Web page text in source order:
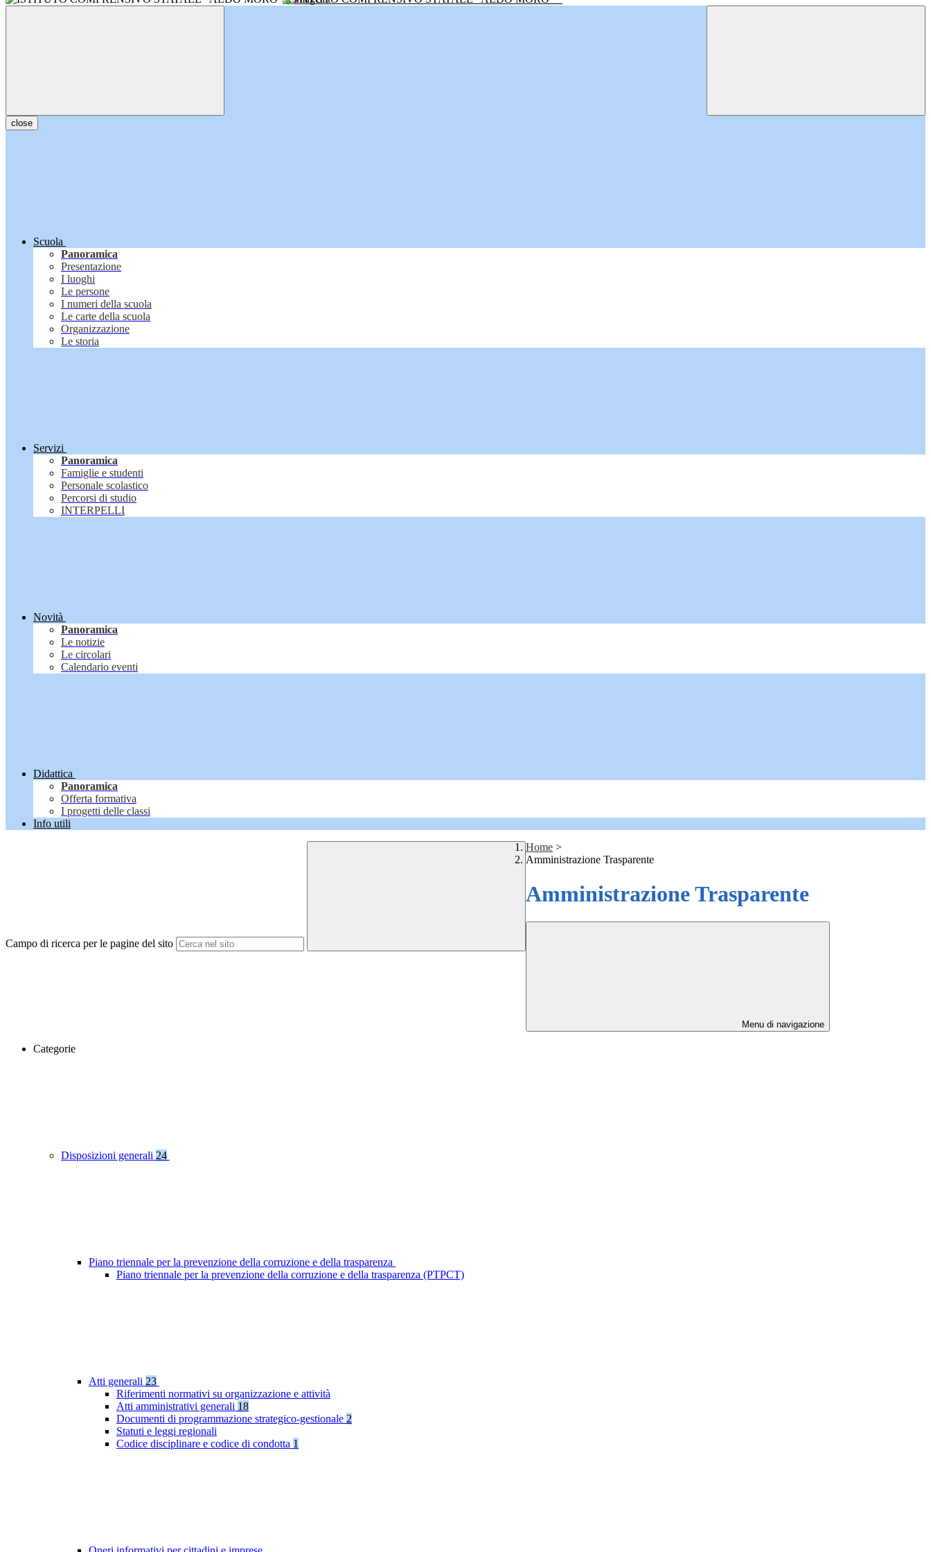
close
Scuola
Panoramica
Presentazione
I luoghi
Le persone
I numeri della scuola
Le carte della scuola
Organizzazione
Le storia
Servizi
Panoramica
Famiglie e studenti
Personale scolastico
Percorsi di studio
INTERPELLI
Novità
Panoramica
Le notizie
Le circolari
Calendario eventi
Didattica
Panoramica
Offerta formativa
I progetti delle classi
Info utili
Campo di ricerca per le pagine del sito
Home >
Amministrazione Trasparente
Amministrazione Trasparente
Menu di navigazione
Categorie
Disposizioni generali 24
Piano triennale per la prevenzione della corruzione e della trasparenza
Piano triennale per la prevenzione della corruzione e della trasparenza (PTPCT)
Atti generali 23
Riferimenti normativi su organizzazione e attività
Atti amministrativi generali 18
Documenti di programmazione strategico-gestionale 2
Statuti e leggi regionali
Codice disciplinare e codice di condotta 1